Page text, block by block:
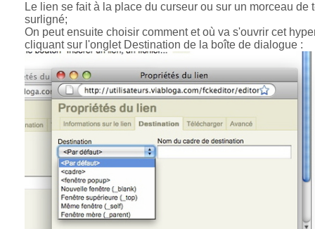
Le lien se fait à la place du curseur ou sur un morceau de
surligné;
On peut ensuite choisir comment et où va s'ouvrir cet
cliquant sur l'onglet Destination de la boîte de dialogue :